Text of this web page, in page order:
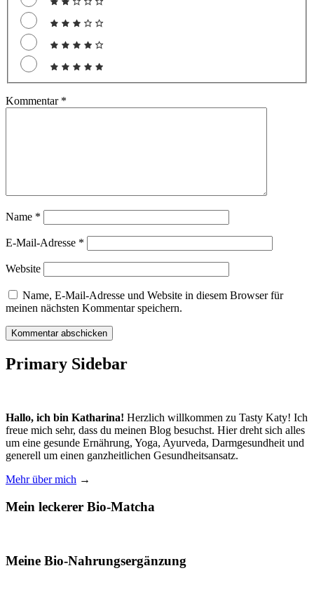
Kommentar *
Name *
E-Mail-Adresse *
Website
Name, E-Mail-Adresse und Website in diesem Browser für
meinen nächsten Kommentar speichern.
Primary Sidebar
Hallo, ich bin Katharina! Herzlich willkommen zu Tasty Katy! Ich
freue mich sehr, dass du meinen Blog besuchst. Hier dreht sich alles
um eine gesunde Ernährung, Yoga, Ayurveda, Darmgesundheit und
generell um einen ganzheitlichen Gesundheitsansatz.
Mehr über mich →
Mein leckerer Bio-Matcha
Meine Bio-Nahrungsergänzung